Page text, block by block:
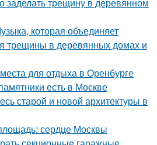
которая объединяет
трещины в деревянных домах и
для отдыха в Оренбурге
есть в Москве
старой и новой архитектуры в
сердце Москвы